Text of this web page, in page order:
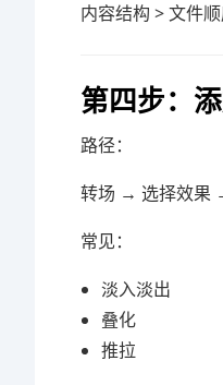
内容结构 > 文件
第四步：
路径：
转场 → 选择效果
常见：
淡入淡出
叠化
推拉